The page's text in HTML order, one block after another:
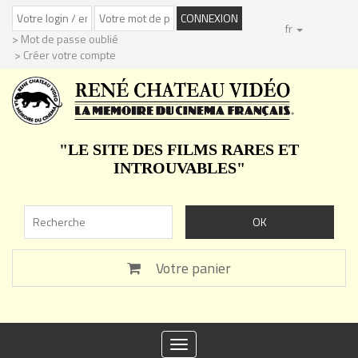
> Mot de passe oublié
> Créer votre compte
fr
"LE SITE DES FILMS RARES ET
INTROUVABLES"
Votre panier
Toggle